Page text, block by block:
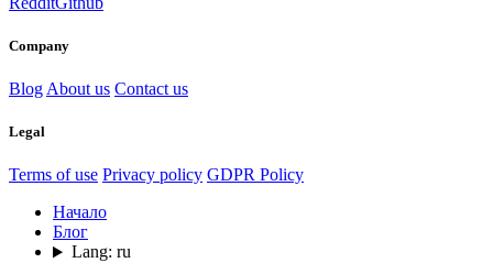
Company
Blog About us Contact us
Legal
Terms of use Privacy policy GDPR Policy
Начало
Блог
Lang: ru